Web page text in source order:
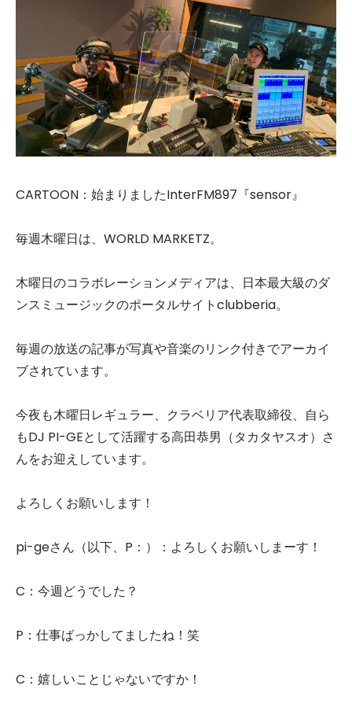
CARTOON：始まりましたInterFM897『sensor』
毎週木曜日は、WORLD MARKETZ。
木曜日のコラボレーションメディアは、日本最大級のダ
ンスミュージックのポータルサイトclubberia。
毎週の放送の記事が写真や音楽のリンク付きでアーカイ
ブされています。
今夜も木曜日レギュラー、クラベリア代表取締役、自ら
もDJ PI-GEとして活躍する高田恭男（タカタヤスオ）さ
んをお迎えしています。
よろしくお願いします！
pi-geさん（以下、P：）：よろしくお願いしまーす！
C：今週どうでした？
P：仕事ばっかしてましたね！笑
C：嬉しいことじゃないですか！